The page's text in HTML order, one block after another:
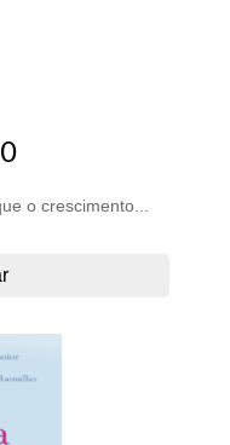
o crescimento...